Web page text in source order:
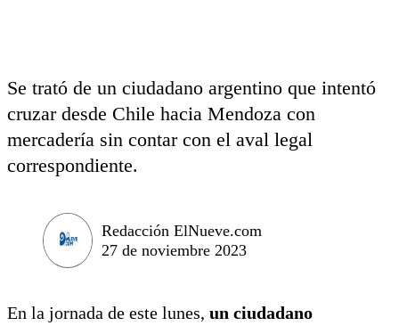
Se trató de un ciudadano argentino que intentó
cruzar desde Chile hacia Mendoza con
mercadería sin contar con el aval legal
correspondiente.
Redacción ElNueve.com
27 de noviembre 2023
En la jornada de este lunes, un ciudadano